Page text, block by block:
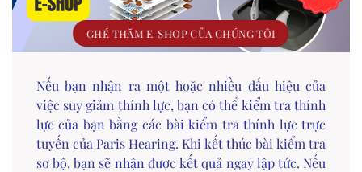
GHÉ THĂM E-SHOP CỦA CHÚNG TÔI
Nếu bạn nhận ra một hoặc nhiều dấu hiệu của
việc suy giảm thính lực, bạn có thể kiểm tra thính
lực của bạn bằng các bài kiểm tra thính lực trực
tuyến của Paris Hearing. Khi kết thúc bài kiểm tra
sơ bộ, bạn sẽ nhận được kết quả ngay lập tức. Nếu